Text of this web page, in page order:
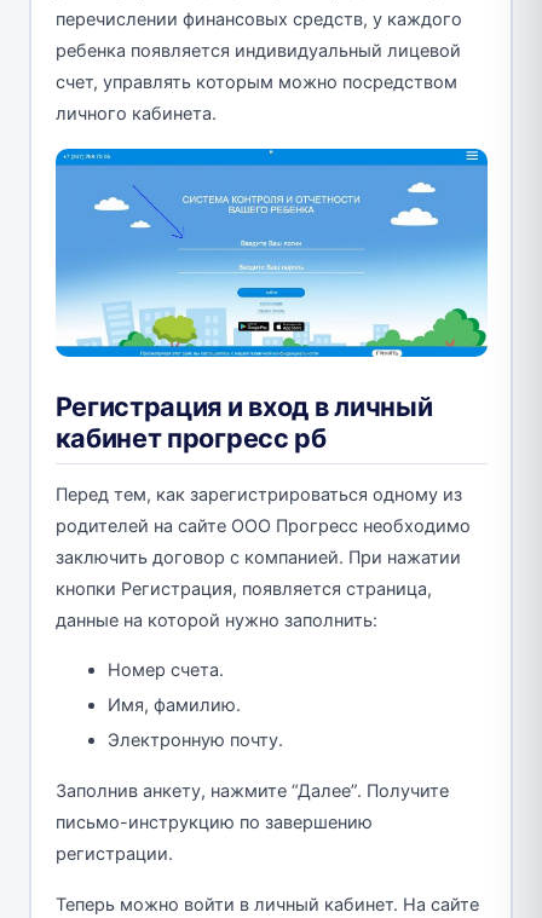
перечислении финансовых средств, у каждого
ребенка появляется индивидуальный лицевой
счет, управлять которым можно посредством
личного кабинета.
Регистрация и вход в личный
кабинет прогресс рб
Перед тем, как зарегистрироваться одному из
родителей на сайте ООО Прогресс необходимо
заключить договор с компанией. При нажатии
кнопки Регистрация, появляется страница,
данные на которой нужно заполнить:
Номер счета.
Имя, фамилию.
Электронную почту.
Заполнив анкету, нажмите “Далее”. Получите
письмо-инструкцию по завершению
регистрации.
Теперь можно войти в личный кабинет. На сайте